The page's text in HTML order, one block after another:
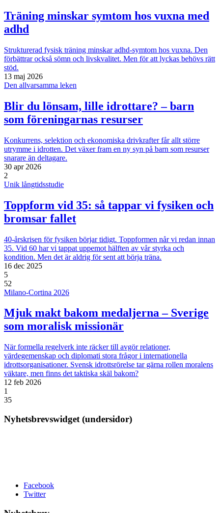
Träning minskar symtom hos vuxna med
adhd
Strukturerad fysisk träning minskar adhd-symtom hos vuxna. Den
förbättrar också sömn och livskvalitet. Men för att lyckas behövs rätt
stöd.
13 maj 2026
Den allvarsamma leken
Blir du lönsam, lille idrottare? – barn
som föreningarnas resurser
Konkurrens, selektion och ekonomiska drivkrafter får allt större
utrymme i idrotten. Det växer fram en ny syn på barn som resurser
snarare än deltagare.
30 apr 2026
2
Unik långtidsstudie
Toppform vid 35: så tappar vi fysiken och
bromsar fallet
40-årskrisen för fysiken börjar tidigt. Toppformen når vi redan innan
35. Vid 60 har vi tappat uppemot hälften av vår styrka och
kondition. Men det är aldrig för sent att börja träna.
16 dec 2025
5
52
Milano-Cortina 2026
Mjuk makt bakom medaljerna – Sverige
som moralisk missionär
När formella regelverk inte räcker till avgör relationer,
värdegemenskap och diplomati stora frågor i internationella
idrottsorganisationer. Svensk idrottsrörelse tar gärna rollen moralens
väktare, men finns det taktiska skäl bakom?
12 feb 2026
1
35
Nyhetsbrevswidget (undersidor)
Facebook
Twitter